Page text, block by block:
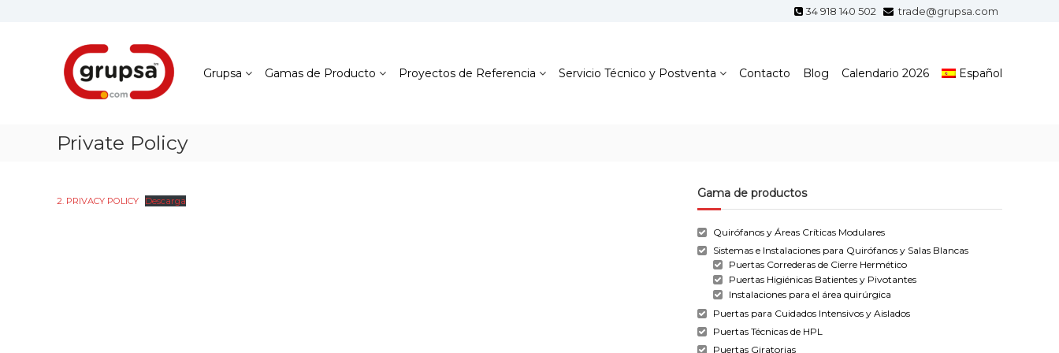
34 918 140 502 trade@grupsa.com
Grupsa
Accesos
que
conectan
personas
Grupsa Gamas de Producto Proyectos de Referencia Servicio Técnico y Postventa Contacto Blog Calendario 2026 Español
Private Policy
2. PRIVACY POLICY Descarga
Gama de productos
Quirófanos y Áreas Críticas Modulares
Sistemas e Instalaciones para Quirófanos y Salas Blancas
Puertas Correderas de Cierre Hermético
Puertas Higiénicas Batientes y Pivotantes
Instalaciones para el área quirúrgica
Puertas para Cuidados Intensivos y Aislados
Puertas Técnicas de HPL
Puertas Giratorias